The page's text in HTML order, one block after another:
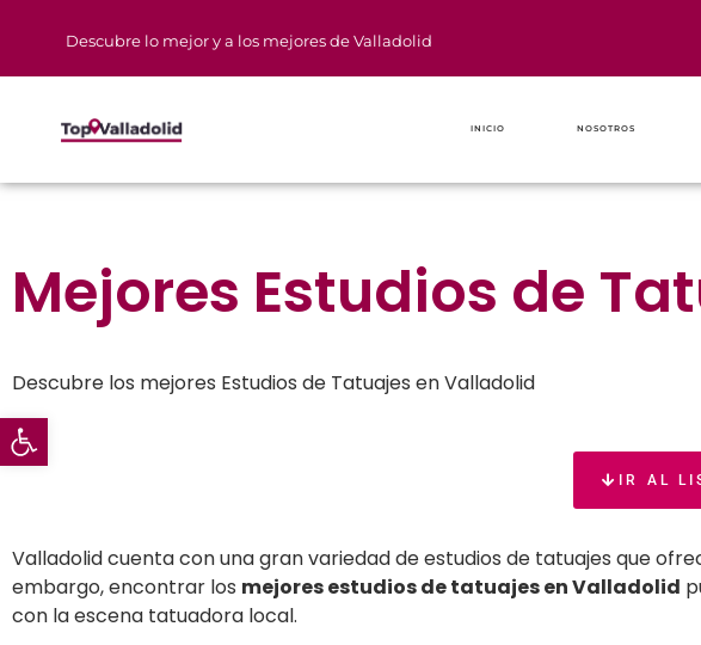
Abrir barra de herramientas
Descubre lo mejor y a los mejores de Valladolid
INICIO NOSOTROS
Mejores Estudios de
Descubre los mejores Estudios de Tatuajes en Valladolid
IR AL
Valladolid cuenta con una gran variedad de estudios de tatuajes que
embargo, encontrar los mejores estudios de tatuajes en Valladolid
con la escena tatuadora local.